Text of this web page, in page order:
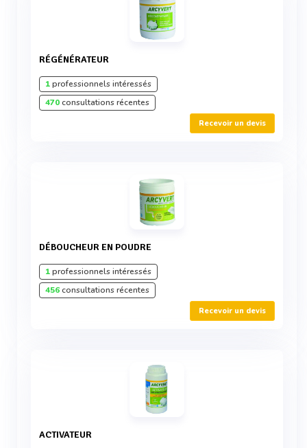
RÉGÉNÉRATEUR
1professionnels intéressés
470consultations récentes
Recevoir un devis
DÉBOUCHEUR EN POUDRE
1professionnels intéressés
456consultations récentes
Recevoir un devis
ACTIVATEUR